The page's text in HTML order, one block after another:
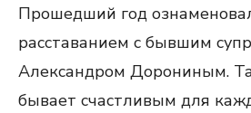
Прошедший год
расставанием с бывшим
Александром Дорониным.
бывает счастливым для